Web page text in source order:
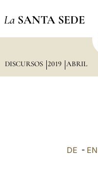
La SANTA SEDE
DISCURSOS 2019 ABRIL
DE - EN